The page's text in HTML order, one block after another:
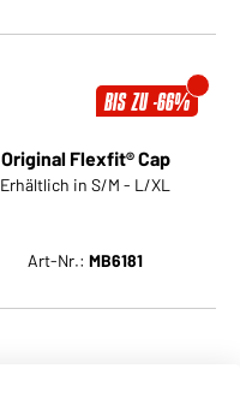
BIS ZU -66%
Original Flexfit® Cap
Erhältlich in S/M - L/XL